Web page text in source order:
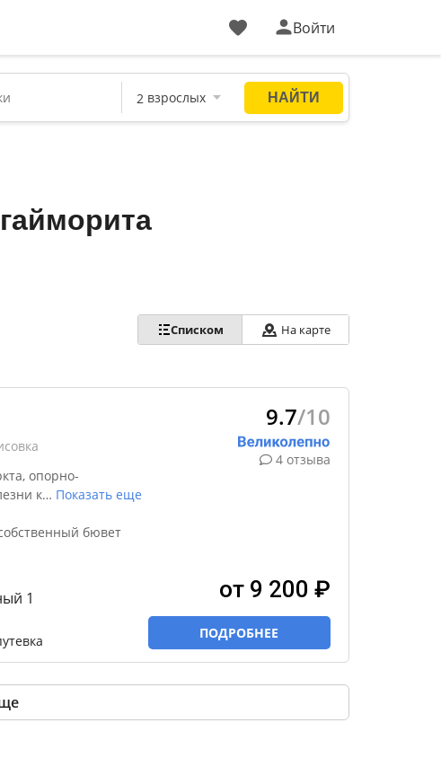
Войти
Списком На карте
опорно-
к… Показать еще
бювет
1
9.7/10
4 отзыва
от 9 200 ₽
ПОДРОБНЕЕ